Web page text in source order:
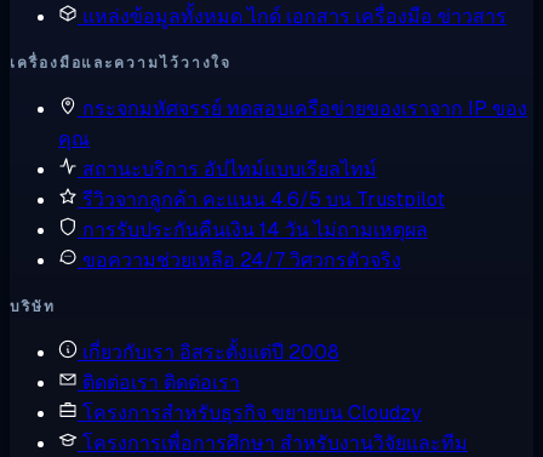
แหล่งข้อมูลทั้งหมดไกด์ เอกสาร เครื่องมือ ข่าวสาร
เครื่องมือและความไว้วางใจ
กระจกมหัศจรรย์ ทดสอบเครือข่ายของเราจาก IP ของ
คุณ
สถานะบริการ อัปไทม์แบบเรียลไทม์
รีวิวจากลูกค้า คะแนน 4.6/5 บน Trustpilot
การรับประกันคืนเงิน14 วัน ไม่ถามเหตุผล
ขอความช่วยเหลือ 24/7 วิศวกรตัวจริง
บริษัท
เกี่ยวกับเรา อิสระตั้งแต่ปี 2008
ติดต่อเรา ติดต่อเรา
โครงการสำหรับธุรกิจ ขยายบน Cloudzy
โครงการเพื่อการศึกษา สำหรับงานวิจัยและทีม